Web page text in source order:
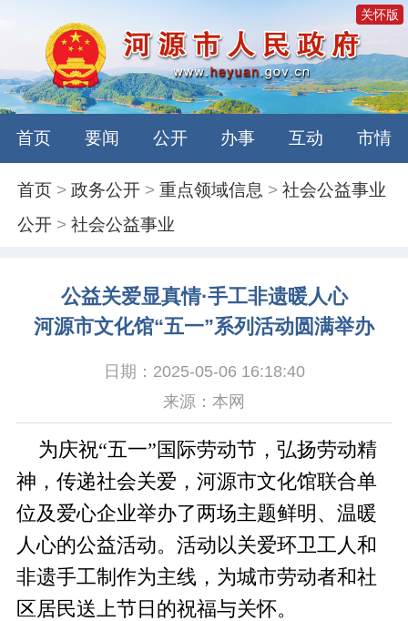
关怀版
首页 要闻 公开 办事 互动 市情
首页 >政务公开 >重点领域信息 >社会公益事业
公开 >社会公益事业
公益关爱显真情·手工非遗暖人心
河源市文化馆“五一”系列活动圆满举办
日期：2025-05-06 16:18:40
来源：本网
为庆祝“五一”国际劳动节，弘扬劳动精
神，传递社会关爱，河源市文化馆联合单
位及爱心企业举办了两场主题鲜明、温暖
人心的公益活动。活动以关爱环卫工人和
非遗手工制作为主线，为城市劳动者和社
区居民送上节日的祝福与关怀。